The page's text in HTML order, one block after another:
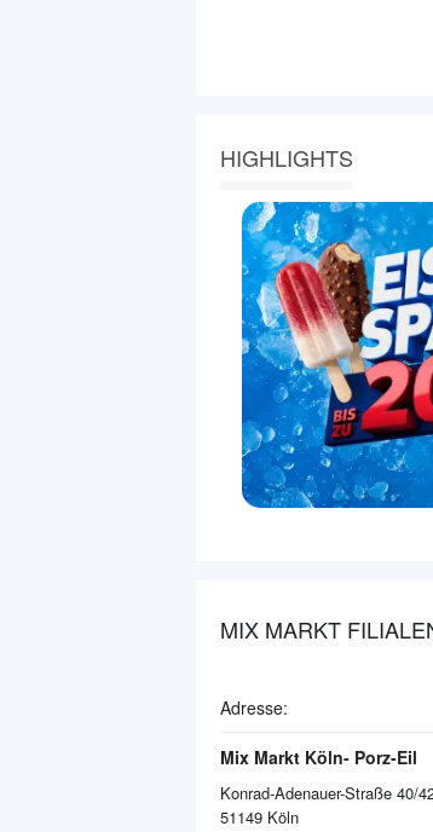
HIGHLIGHTS
MIX MARKT
Adresse:
Mix Markt Köln- Porz-Eil
Konrad-Adenauer-Straße 40/
51149 Köln